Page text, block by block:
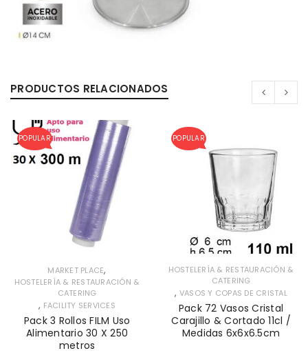
PRODUCTOS RELACIONADOS
POPULAR
MARKET PLACE,
HOSTELERÍA & RESTAURACIÓN &
CATERING
, FACILITY SERVICES
Pack 3 Rollos FILM Uso
Alimentario 30 X 250
metros
POPULAR
HOSTELERÍA & RESTAURACIÓN &
CATERING
, VASOS Y COPAS DE CRISTAL
Pack 72 Vasos Cristal
Carajillo & Cortado 11cl /
Medidas 6x6x6.5cm